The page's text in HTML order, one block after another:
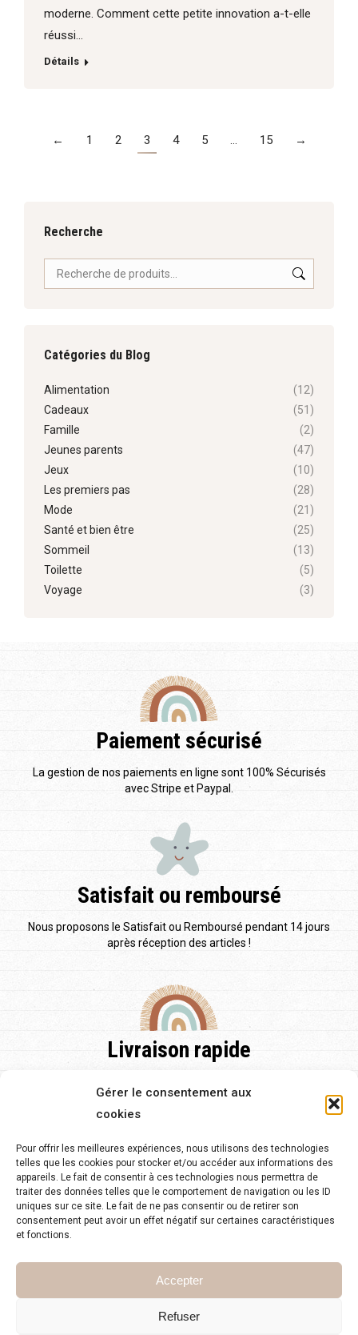
Gérer le consentement aux
cookies
Pour offrir les meilleures expériences, nous utilisons des technologies
telles que les cookies pour stocker et/ou accéder aux informations des
appareils. Le fait de consentir à ces technologies nous permettra de
traiter des données telles que le comportement de navigation ou les ID
uniques sur ce site. Le fait de ne pas consentir ou de retirer son
consentement peut avoir un effet négatif sur certaines caractéristiques
et fonctions.
Accepter
Refuser
moderne. Comment cette petite innovation a-t-elle
réussi…
Détails
← 1 2 3 4 5 … 15 →
Recherche
Catégories du Blog
Alimentation
(12)
Cadeaux
(51)
Famille
(2)
Jeunes parents
(47)
Jeux
(10)
Les premiers pas
(28)
Mode
(21)
Santé et bien être
(25)
Sommeil
(13)
Toilette
(5)
Voyage
(3)
Paiement sécurisé
La gestion de nos paiements en ligne sont 100% Sécurisés
avec Stripe et Paypal.
Satisfait ou remboursé
Nous proposons le Satisfait ou Remboursé pendant 14 jours
après réception des articles !
Livraison rapide
l'Europe et de 2 à 5 jours.
Service client 24/7
Notre équipe est à votre disposition pour toute question sur